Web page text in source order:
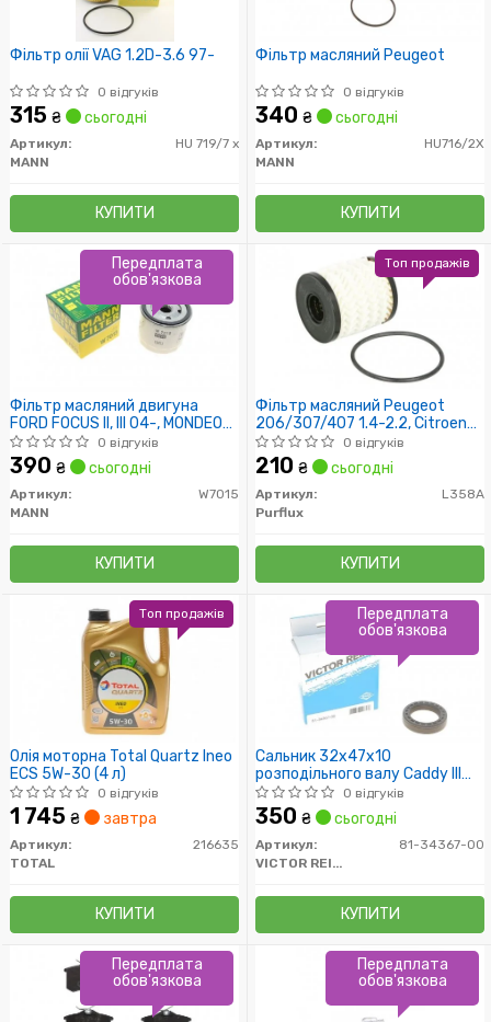
Фільтр олії VAG 1.2D-3.6 97-
0 відгуків
315 ₴ сьогодні
Артикул:
HU 719/7 x
MANN
КУПИТИ
Фільтр масляний Peugeot
0 відгуків
340 ₴ сьогодні
Артикул:
HU716/2X
MANN
КУПИТИ
Фільтр масляний двигуна
FORD FOCUS II, III 04-, MONDEO
IV, V 07- (пр-во MANN)
0 відгуків
390 ₴ сьогодні
Артикул:
W7015
MANN
КУПИТИ
Передплата
обов'язкова
Фільтр масляний Peugeot
206/307/407 1.4-2.2, Citroen
C2/C3/C4/C5 1.4-2.0 02-
0 відгуків
210 ₴ сьогодні
Артикул:
L358A
Purflux
КУПИТИ
Топ продажів
Олія моторна Total Quartz Ineo
ECS 5W-30 (4 л)
0 відгуків
1 745 ₴ завтра
Артикул:
216635
TOTAL
КУПИТИ
Топ продажів
Сальник 32x47x10
розподільного валу Caddy III
1.6i/1.9/2.0 TDI/SDI 04-
(тефлон)
0 відгуків
350 ₴ сьогодні
Артикул:
81-34367-00
VICTOR REINZ
КУПИТИ
Передплата
обов'язкова
Передплата
обов'язкова
Передплата
обов'язкова